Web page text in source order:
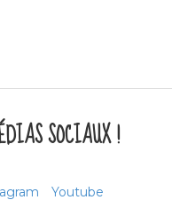
SOCIAUX !
Youtube